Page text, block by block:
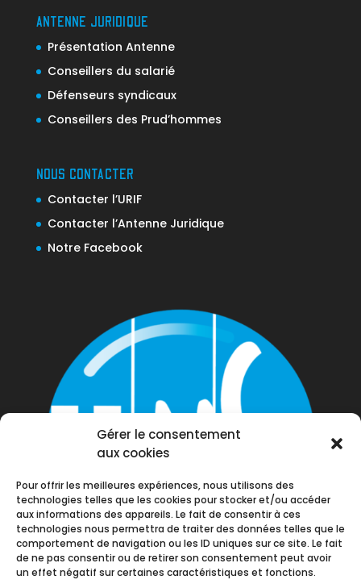
Gérer le consentement
aux cookies
Pour offrir les meilleures expériences, nous utilisons des
technologies telles que les cookies pour stocker et/ou accéder
aux informations des appareils. Le fait de consentir à ces
technologies nous permettra de traiter des données telles que le
comportement de navigation ou les ID uniques sur ce site. Le fait
de ne pas consentir ou de retirer son consentement peut avoir
un effet négatif sur certaines caractéristiques et fonctions.
ANTENNE JURIDIQUE
Présentation Antenne
Conseillers du salarié
Défenseurs syndicaux
Conseillers des Prud’hommes
NOUS CONTACTER
Contacter l’URIF
Contacter l’Antenne Juridique
Notre Facebook